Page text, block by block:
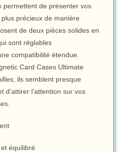
permettent de présenter vos
précieux de manière
de deux pièces solides en
sont réglables
compatibilité étendue.
Card Cases Ultimate
ils semblent presque
d’attirer l’attention sur vos
équilibré